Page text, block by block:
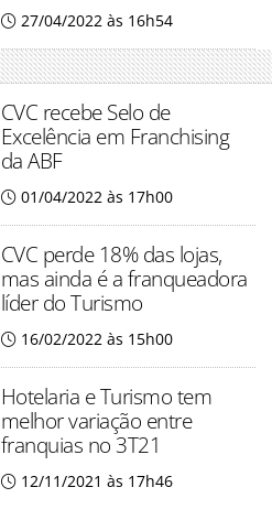
27/04/2022 às 16h54
CVC recebe Selo de
Excelência em Franchising
da ABF
01/04/2022 às 17h00
CVC perde 18% das lojas,
mas ainda é a franqueadora
líder do Turismo
16/02/2022 às 15h00
Hotelaria e Turismo tem
melhor variação entre
franquias no 3T21
12/11/2021 às 17h46